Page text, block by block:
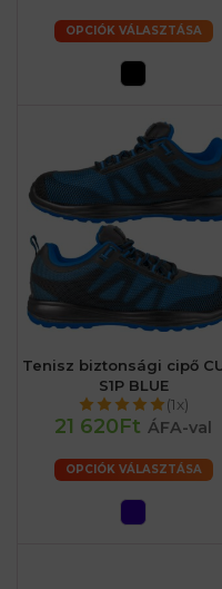
OPCIÓK VÁLASZTÁSA
Tenisz biztonsági cipő
S1P BLUE
(1x)
21 620Ft ÁFA-val
OPCIÓK VÁLASZTÁSA